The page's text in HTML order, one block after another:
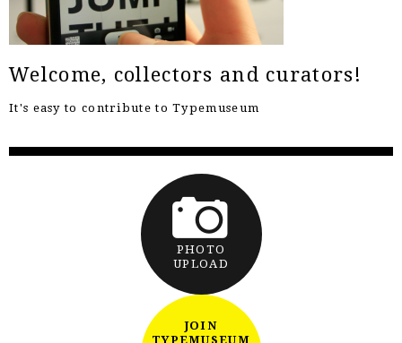
Welcome, collectors and curators!
It's easy to contribute to Typemuseum
PHOTO
UPLOAD
JOIN
TYPEMUSEUM